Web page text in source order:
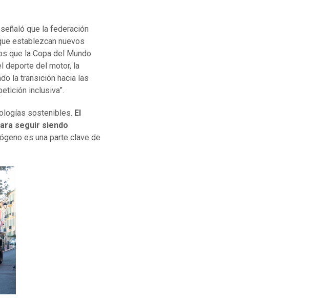
que la federación
establezcan nuevos
que la Copa del Mundo
deporte del motor, la
la transición hacia las
inclusiva”.
sostenibles. El
seguir siendo
es una parte clave de